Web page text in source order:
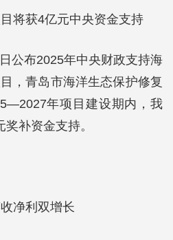
将获4亿元中央资金支持
公布2025年中央财政支持海
，青岛市海洋生态保护修复
年项目建设期内，我
补资金支持。
净利双增长